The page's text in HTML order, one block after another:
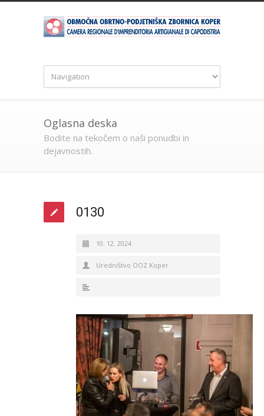
Oglasna deska
Bodite na tekočem o naši ponudbi in
dejavnostih.
0130
10. 12. 2024
Uredništvo OOZ Koper